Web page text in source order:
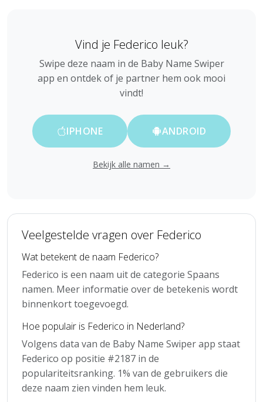
Vind je Federico leuk?
Swipe deze naam in de Baby Name Swiper
app en ontdek of je partner hem ook mooi
vindt!
IPHONE ANDROID
Bekijk alle namen →
Veelgestelde vragen over Federico
Wat betekent de naam Federico?
Federico is een naam uit de categorie Spaans
namen. Meer informatie over de betekenis wordt
binnenkort toegevoegd.
Hoe populair is Federico in Nederland?
Volgens data van de Baby Name Swiper app staat
Federico op positie #2187 in de
populariteitsranking. 1% van de gebruikers die
deze naam zien vinden hem leuk.